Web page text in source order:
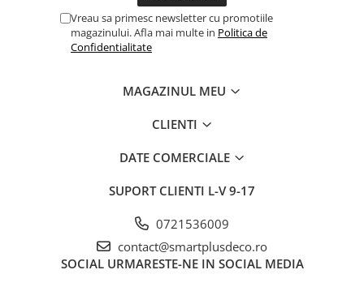
Vreau sa primesc newsletter cu promotiile
magazinului. Afla mai multe in Politica de
Confidentialitate
MAGAZINUL MEU
CLIENTI
DATE COMERCIALE
SUPORT CLIENTI L-V 9-17
0721536009
contact@smartplusdeco.ro
SOCIAL URMARESTE-NE IN SOCIAL MEDIA